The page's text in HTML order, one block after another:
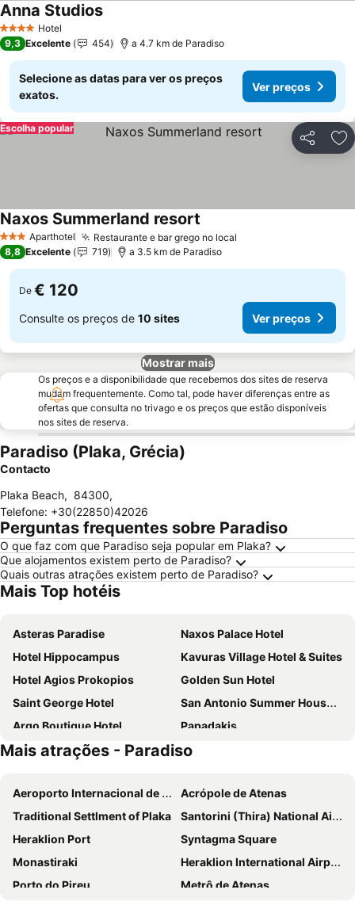
4 EstrelasHotel
Anna StudiosVer preços
9,3 Excelente 454 a 4.7 km de Paradiso
Selecione as datas para ver os preços
exatos.
Ver preços
Partilhar
Escolha popular
3 EstrelasAparthotel Restaurante e bar grego no local
Naxos Summerland resort
8,8 Excelente 719 a 3.5 km de Paradiso
De € 120
Consulte os preços de 10 sites Ver preços
Mostrar mais
Os preços e a disponibilidade que recebemos dos sites de reserva
mudam frequentemente. Como tal, pode haver diferenças entre as
ofertas que consulta no trivago e os preços que estão disponíveis
nos sites de reserva.
Paradiso (Plaka, Grécia)
Contacto
Plaka Beach, 84300,
Telefone: +30(22850)42026
Perguntas frequentes sobre Paradiso
O que faz com que Paradiso seja popular em Plaka?
Que alojamentos existem perto de Paradiso?
Quais outras atrações existem perto de Paradiso?
Mais Top hotéis
Asteras Paradise
Naxos Palace Hotel
Hotel Hippocampus
Kavuras Village Hotel & Suites
Hotel Agios Prokopios
Golden Sun Hotel
Saint George Hotel
San Antonio Summer House Paros by GHH
Argo Boutique Hotel
Papadakis
Poseidon of Paros Hotel & Spa
Mr & Mrs White Paros
Plaza Beach Hotel
Liana Beach Hotel & Spa
Astir Of Naxos
Naxos Magic Village
Summer Shades Hotel
Naxos Holidays
Naoussa Hotel Paros by Booking Kottas
Aeolis Boutique Hotel
The Key
Cavo Piso Livadi
Mais atrações - Paradiso
Aeroporto Internacional de Atenas
Acrópole de Atenas
Traditional Settlment of Plaka
Santorini (Thira) National Airport
Heraklion Port
Syntagma Square
Monastiraki
Heraklion International Airport
Porto do Pireu
Metrô de Atenas